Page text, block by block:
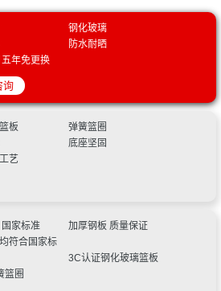
3篮球架（架户外成人学校家用训练比赛均
升降落地式篮球架-多种配置可选
球架户外成人电动标准可移动式室内篮球架
定制
翻新刷漆维修更换架子更换篮板更换篮圈篮
育篮球架可升降青少年儿童室内移动户外家
1有限公司关于2022年市级为民办实事全民
购（GLZC2022-J1-990572-JDZB）成交结
和体育局南城学校等学校设施设备采购项目
公告
球架 移动式标准篮球架 固定式篮球架 户外
育局翔宇未来学校音乐室、体育室、美术
谈判公告
年更新新建项目(市北区、李沧区、崂山
益”凸显城区温度，龙岗区体育关爱工程火热
成人户外运动可升级娱乐篮球架室外家用地
青少年学校室内篮球架子 地埋升降款篮球架
育标准成人比赛篮球架室内外移动式单臂篮
球框 弹簧篮圈 弹性篮球框 加厚实心篮球框
球架户外儿童青少年家用可升降地埋式中小
3篮球架（架户外成人学校家用训练比赛均
升降落地式篮球架-多种配置可选
球架户外成人电动标准可移动式室内篮球架
定制
翻新刷漆维修更换架子更换篮板更换篮圈篮
育篮球架可升降青少年儿童室内移动户外家
1 有限公司关于2022年市级为民办实事全民
教育局翔宇未来学校音乐室、体育室、美术
谈判公告
年更新新建项目(市北区、李沧区、崂山
公告
户外成人标准移动带轮凹箱平箱篮球架厂
钢化玻璃
防水耐晒
年免更换
询
板
弹簧篮圈
底座坚固
艺
家标准
加厚钢板 质量保证
符合国家标
3C认证钢化玻璃篮板
篮圈